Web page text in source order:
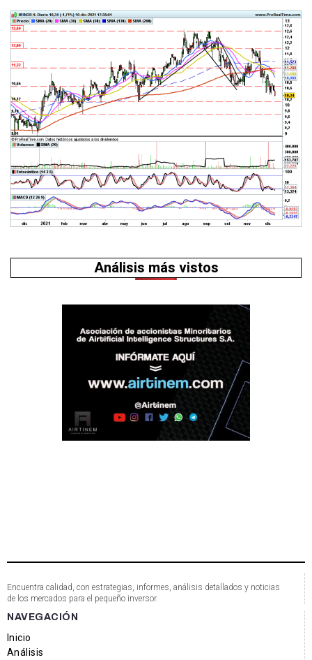
Análisis más vistos
Encuentra calidad, con estrategias, informes, análisis detallados y noticias
de los mercados para el pequeño inversor.
NAVEGACIÓN
Inicio
Análisis